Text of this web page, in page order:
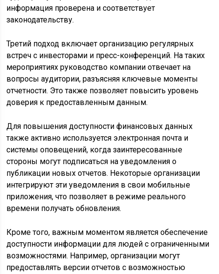
информация проверена и соответствует
законодательству.
Третий подход включает организацию регулярных
встреч с инвесторами и пресс-конференций. На таких
мероприятиях руководство компании отвечает на
вопросы аудитории, разъясняя ключевые моменты
отчетности. Это также позволяет повысить уровень
доверия к предоставленным данным.
Для повышения доступности финансовых данных
также активно используется электронная почта и
системы оповещений, когда заинтересованные
стороны могут подписаться на уведомления о
публикации новых отчетов. Некоторые организации
интегрируют эти уведомления в свои мобильные
приложения, что позволяет в режиме реального
времени получать обновления.
Кроме того, важным моментом является обеспечение
доступности информации для людей с ограниченными
возможностями. Например, организации могут
предоставлять версии отчетов с возможностью